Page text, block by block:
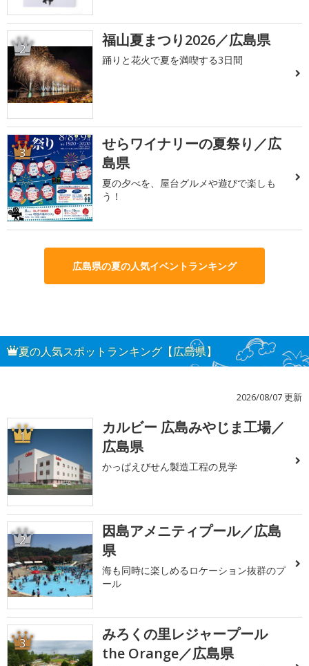
2 福山夏まつり2026／広島県
踊りと花火で夏を満喫する3日間
3
せらワイナリーの夏祭り／広
島県
夏の夕べを、屋台グルメや遊びで楽しも
う！
広島県の夏の人気イベントランキング
夏の人気スポットランキング【広島県】
2026/08/07 更新
1
カルビー 広島みやじま工場／
広島県
かっぱえびせん製造工程の見学
2
因島アメニティプール／広島
県
海も同時に楽しめるロケーション抜群のプ
ール
3
みろくの里レジャープール
the Orange／広島県